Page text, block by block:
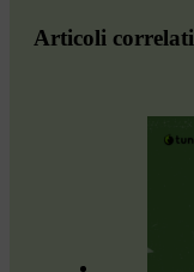
Articoli correlati